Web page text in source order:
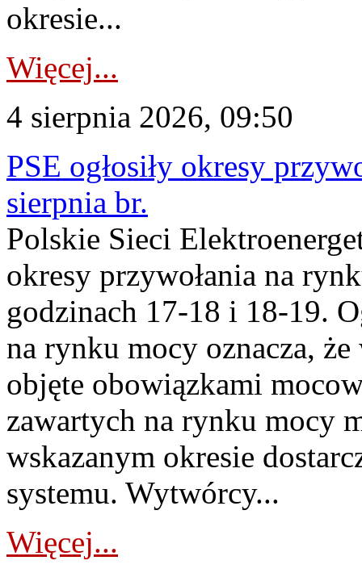
okresie...
Więcej...
4 sierpnia 2026, 09:50
PSE ogłosiły okresy
sierpnia br.
Polskie Sieci
okresy przywołania na
godzinach 17-18 i 18-19.
na rynku mocy oznacza,
objęte obowiązkami
zawartych na rynku mocy
wskazanym okresie
systemu. Wytwórcy...
Więcej...